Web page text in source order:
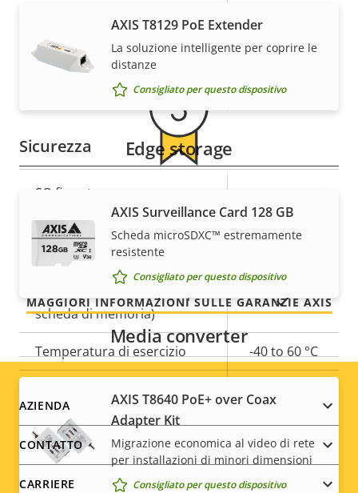
Rete
della
Valore
della
proprietà
3
Sicurezza
Descrizione
proprietà
della
proprietà
SO firmato
Generale
della
proprietà
della
proprietà
scheda di memoria)
Sì
Temperatura di esercizio -40 to 60 °C
ambienti esterni
Classificazione IP IP66
AXIS T8129 PoE Extender
La soluzione intelligente per coprire le
distanze
Consigliato per questo dispositivo
Edge storage
AXIS Surveillance Card 128 GB
Scheda microSDXC™ estremamente
resistente
Consigliato per questo dispositivo
Media converter
AXIS T8640 PoE+ over Coax
Adapter Kit
Migrazione economica al video di rete
per installazioni di minori dimensioni
Consigliato per questo dispositivo
Garanzia
Per tranquillità
La nostra garanzia di 3 anni offre funzionamento
senza problemi e contenimento dei costi.
MAGGIORI INFORMAZIONI SULLE GARANZIE AXIS
Footer
menu
AZIENDA
CONTATTO
CARRIERE